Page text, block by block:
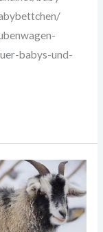
babys-und-